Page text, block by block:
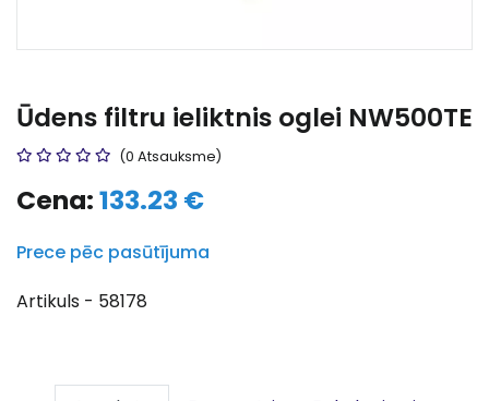
Ūdens filtru ieliktnis oglei NW500TE
(0 Atsauksme)
Cena:133.23 €
Prece pēc pasūtījuma
Artikuls - 58178